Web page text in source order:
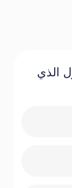
الذي